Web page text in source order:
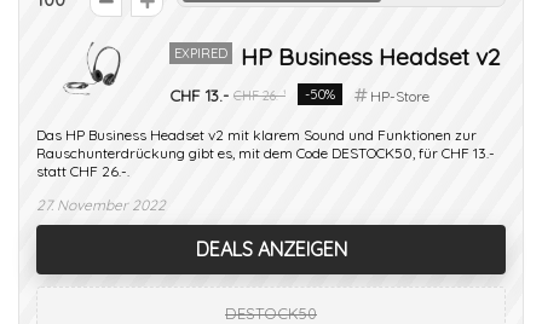
EXPIRED HP Business Headset v2
CHF 13.- CHF 26.-¹ -50% HP-Store
Das HP Business Headset v2 mit klarem Sound und Funktionen zur
Rauschunterdrückung gibt es, mit dem Code DESTOCK50, für CHF 13.-
statt CHF 26.-.
27. November 2022
DEALS ANZEIGEN
DESTOCK50